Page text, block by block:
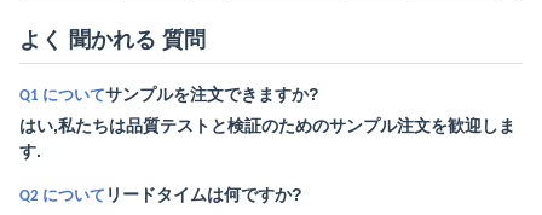
よく 聞かれる 質問
Q1 についてサンプルを注文できますか?
はい,私たちは品質テストと検証のためのサンプル注文を歓迎しま
す.
Q2 について リードタイムは何ですか?